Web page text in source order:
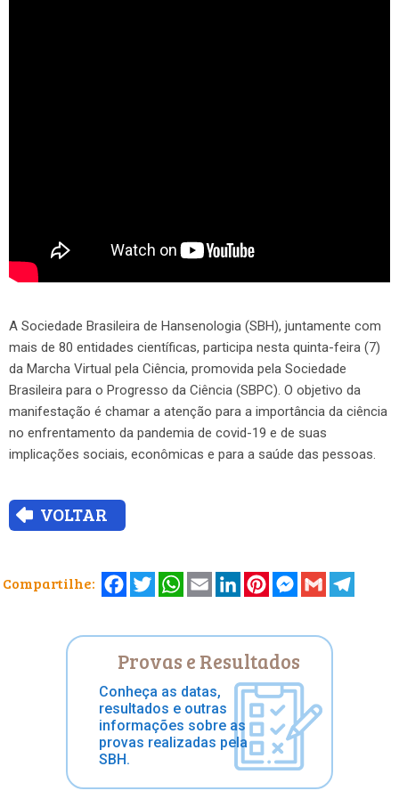
A Sociedade Brasileira de Hansenologia (SBH), juntamente com
mais de 80 entidades científicas, participa nesta quinta-feira (7)
da Marcha Virtual pela Ciência, promovida pela Sociedade
Brasileira para o Progresso da Ciência (SBPC). O objetivo da
manifestação é chamar a atenção para a importância da ciência
no enfrentamento da pandemia de covid-19 e de suas
implicações sociais, econômicas e para a saúde das pessoas.
VOLTAR
Compartilhe: FacebookTwitterWhatsApp
Email LinkedInPinterestMessenger
Gmail
Provas e Resultados
Conheça as datas,
resultados e outras
informações sobre as
provas realizadas pela
SBH.